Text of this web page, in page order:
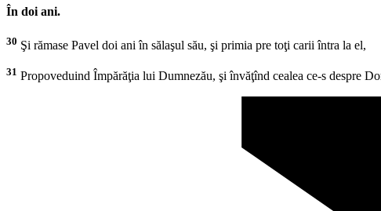
În doi ani.
30 Şi rămase Pavel doi ani în sălaşul său, şi primia pre toţi carii întra la el,
31 Propoveduind Împărăţia lui Dumnezău, şi învăţînd cealea ce-s despre